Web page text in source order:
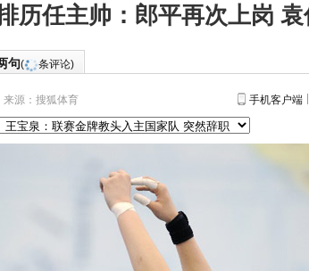
历任主帅：郎平再次上岗
句( 条评论)
来源： 搜狐体育 手机客户端